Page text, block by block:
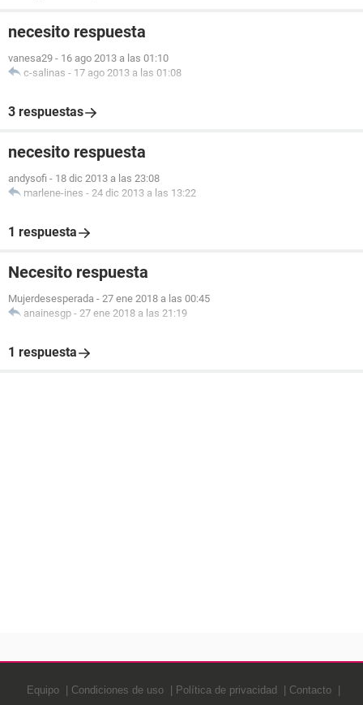
necesito respuesta
vanesa29 - 16 ago 2013 a las 01:10
c-salinas - 17 ago 2013 a las 01:08
3 respuestas
necesito respuesta
andysofi - 18 dic 2013 a las 23:08
marlene-ines - 24 dic 2013 a las 13:22
1 respuesta
Necesito respuesta
Mujerdesesperada - 27 ene 2018 a las 00:45
anainesgp - 27 ene 2018 a las 21:19
1 respuesta
Equipo Condiciones de uso Política de privacidad Contacto